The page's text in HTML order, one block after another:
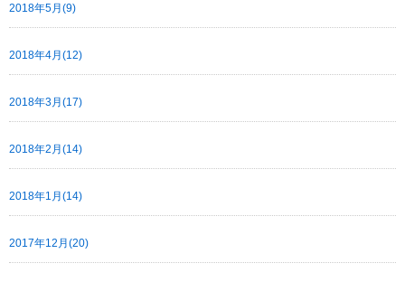
2018年5月(9)
2018年4月(12)
2018年3月(17)
2018年2月(14)
2018年1月(14)
2017年12月(20)